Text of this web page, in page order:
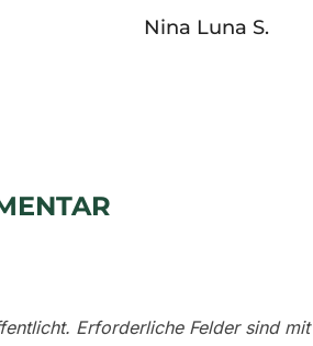
Nina Luna S.
Erforderliche Felder sind mit